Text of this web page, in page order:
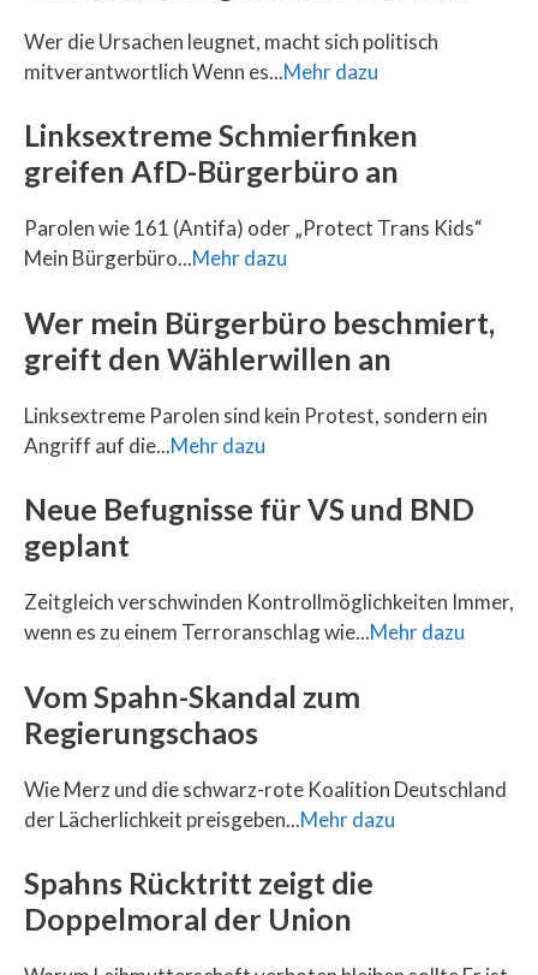
Wer die Ursachen leugnet, macht sich politisch
mitverantwortlich Wenn es...Mehr dazu
Linksextreme Schmierfinken
greifen AfD-Bürgerbüro an
Parolen wie 161 (Antifa) oder „Protect Trans Kids“
Mein Bürgerbüro...Mehr dazu
Wer mein Bürgerbüro beschmiert,
greift den Wählerwillen an
Linksextreme Parolen sind kein Protest, sondern ein
Angriff auf die...Mehr dazu
Neue Befugnisse für VS und BND
geplant
Zeitgleich verschwinden Kontrollmöglichkeiten Immer,
wenn es zu einem Terroranschlag wie...Mehr dazu
Vom Spahn-Skandal zum
Regierungschaos
Wie Merz und die schwarz-rote Koalition Deutschland
der Lächerlichkeit preisgeben...Mehr dazu
Spahns Rücktritt zeigt die
Doppelmoral der Union